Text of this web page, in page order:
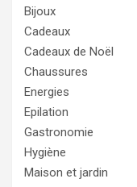
Bijoux
Cadeaux
Cadeaux de Noël
Chaussures
Energies
Epilation
Gastronomie
Hygiène
Maison et jardin